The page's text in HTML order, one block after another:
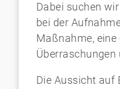
Dabei suchen
bei der
Maßnahme,
Überraschungen
Die Aussicht auf